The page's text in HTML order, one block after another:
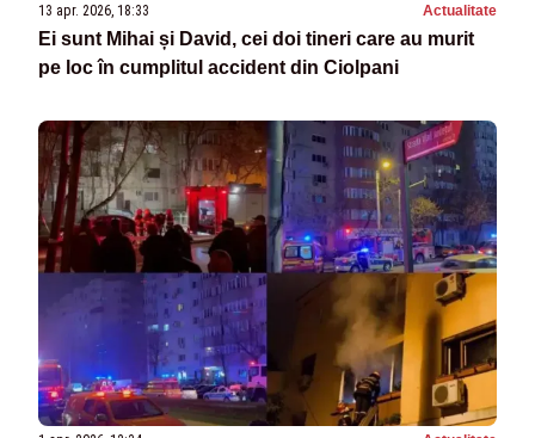
13 apr. 2026, 18:33 Actualitate
Ei sunt Mihai și David, cei doi tineri care au murit
pe loc în cumplitul accident din Ciolpani